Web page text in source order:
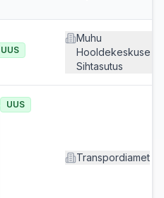
UUS
Muhu
Hooldekeskuse
Sihtasutus
UUS
Transpordiamet